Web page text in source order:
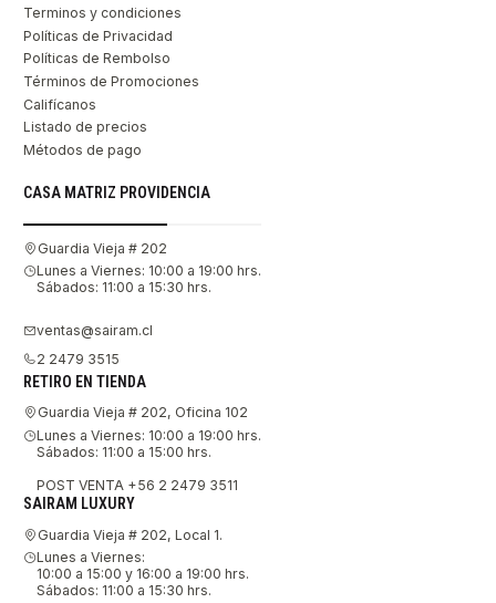
Terminos y condiciones
Políticas de Privacidad
Políticas de Rembolso
Términos de Promociones
Califícanos
Listado de precios
Métodos de pago
CASA MATRIZ PROVIDENCIA
Guardia Vieja # 202
Lunes a Viernes: 10:00 a 19:00 hrs.
Sábados: 11:00 a 15:30 hrs.
ventas@sairam.cl
2 2479 3515
RETIRO EN TIENDA
Guardia Vieja # 202, Oficina 102
Lunes a Viernes: 10:00 a 19:00 hrs.
Sábados: 11:00 a 15:00 hrs.
POST VENTA +56 2 2479 3511
SAIRAM LUXURY
Guardia Vieja # 202, Local 1.
Lunes a Viernes:
10:00 a 15:00 y 16:00 a 19:00 hrs.
Sábados: 11:00 a 15:30 hrs.